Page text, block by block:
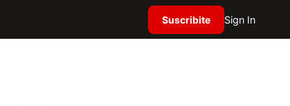
Suscribite Sign In